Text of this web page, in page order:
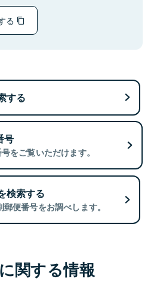
る
する
号
をご覧いただけます。
検索する
便番号をお調べします。
関する情報